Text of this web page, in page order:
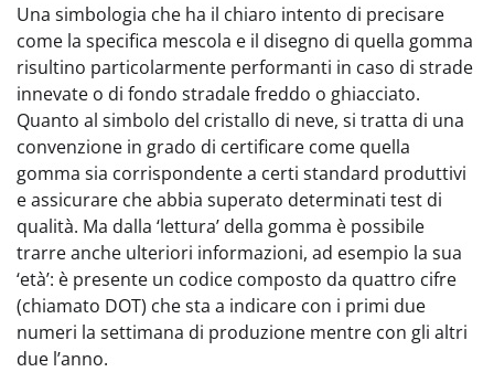
Una simbologia che ha il chiaro intento di precisare
come la specifica mescola e il disegno di quella gomma
risultino particolarmente performanti in caso di strade
innevate o di fondo stradale freddo o ghiacciato.
Quanto al simbolo del cristallo di neve, si tratta di una
convenzione in grado di certificare come quella
gomma sia corrispondente a certi standard produttivi
e assicurare che abbia superato determinati test di
qualità. Ma dalla ‘lettura’ della gomma è possibile
trarre anche ulteriori informazioni, ad esempio la sua
‘età’: è presente un codice composto da quattro cifre
(chiamato DOT) che sta a indicare con i primi due
numeri la settimana di produzione mentre con gli altri
due l’anno.